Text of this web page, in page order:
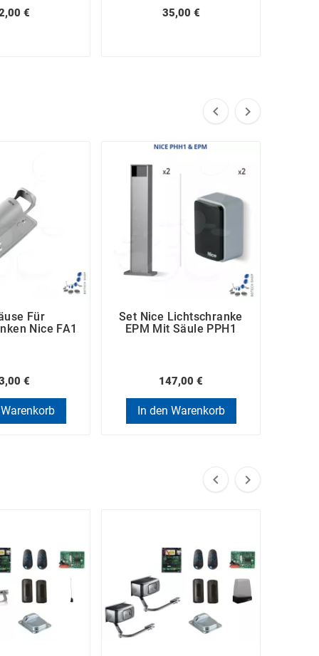
€ 35,00 €
 
Für
Nice FA1
€
Set Nice Lichtschranke
EPM Mit Säule PPH1
147,00 €
In den Warenkorb
 